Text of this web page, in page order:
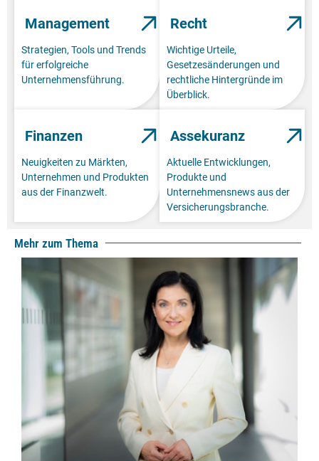
Management
Strategien, Tools und Trends
für erfolgreiche
Unternehmensführung.
Recht
Wichtige Urteile,
Gesetzesänderungen und
rechtliche Hintergründe im
Überblick.
Finanzen
Neuigkeiten zu Märkten,
Unternehmen und Produkten
aus der Finanzwelt.
Assekuranz
Aktuelle Entwicklungen,
Produkte und
Unternehmensnews aus der
Versicherungsbranche.
Mehr zum Thema